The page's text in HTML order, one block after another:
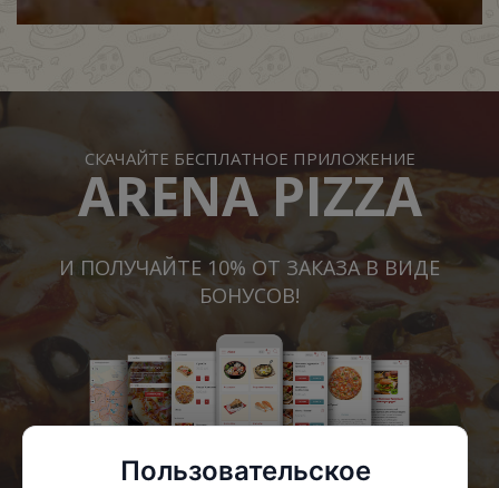
СКАЧАЙТЕ БЕСПЛАТНОЕ ПРИЛОЖЕНИЕ
ARENA PIZZA
И ПОЛУЧАЙТЕ 10% ОТ ЗАКАЗА В ВИДЕ
БОНУСОВ!
Пользовательское